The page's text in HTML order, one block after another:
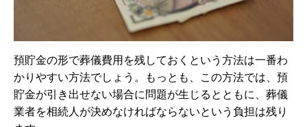
預貯金の形で葬儀費用を残しておくという方法は一番わ
かりやすい方法でしょう。もっとも、この方法では、預
貯金が引き出せない場合に問題が生じるとともに、葬儀
業者を相続人が決めなければならないという負担は残り